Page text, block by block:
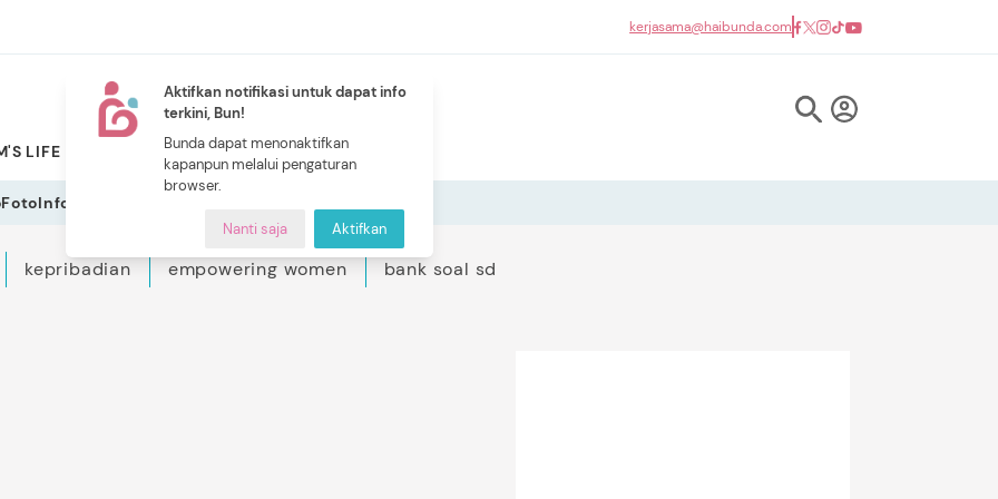
Aktifkan notifikasi untuk dapat info
terkini, Bun!
Bunda dapat menonaktifkan
kapanpun melalui pengaturan
browser.
Nanti saja Aktifkan
kerjasama@haibunda.com
LIFE PILIHAN BUNDA
NEW
CERITA BUNDA
FotoInfografis
kepribadian empowering women bank soal sd